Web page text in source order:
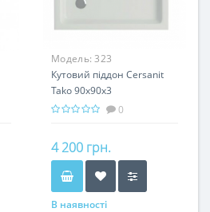
Модель:323
Кутовий піддон Cersanit
Tako 90x90x3
0
4 200 грн.
В наявності